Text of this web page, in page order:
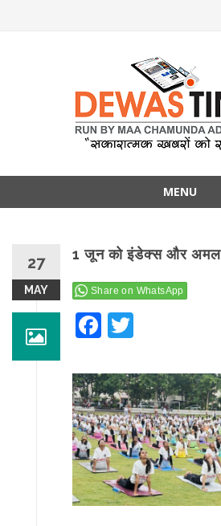
MENU
27
MAY
1 जून को इंडेक्स और
Share on WhatsApp
Facebook